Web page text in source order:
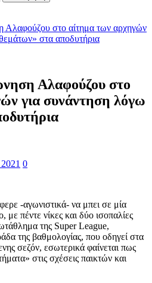
Αλαφούζου στο αίτημα των αρχηγών
στα αποδυτήρια
Αλαφούζου στο
για συνάντηση λόγω
0
-αγωνιστικά- να μπει σε μία
με πέντε νίκες και δύο ισοπαλίες
της Super League,
της βαθμολογίας, που οδηγεί στα
σεζόν, εσωτερικά φαίνεται πως
στις σχέσεις παικτών και